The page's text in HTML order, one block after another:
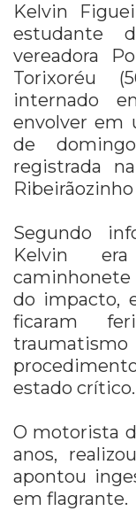
Kelvin
estudante
vereadora
Torixoréu
internado
envolver em
de
registrada
Segundo
Kelvin
do impacto,
ficaram
estado crítico.
O motorista
anos,
apontou
em flagrante.